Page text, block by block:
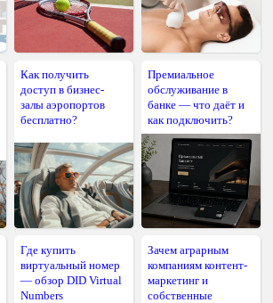
Как получить
доступ в бизнес-
залы аэропортов
бесплатно?
Премиальное
обслуживание в
банке — что даёт и
как подключить?
Где купить
виртуальный номер
— обзор DID Virtual
Numbers
Зачем аграрным
компаниям контент-
маркетинг и
собственные